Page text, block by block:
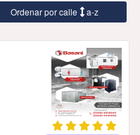
Ordenar por calle a-z